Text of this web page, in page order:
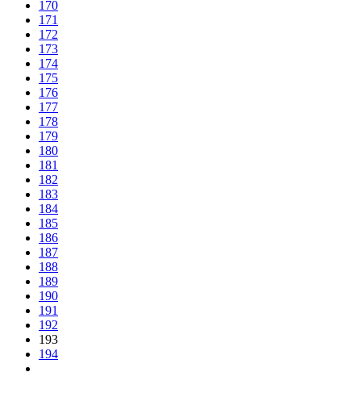
170
171
172
173
174
175
176
177
178
179
180
181
182
183
184
185
186
187
188
189
190
191
192
193
194